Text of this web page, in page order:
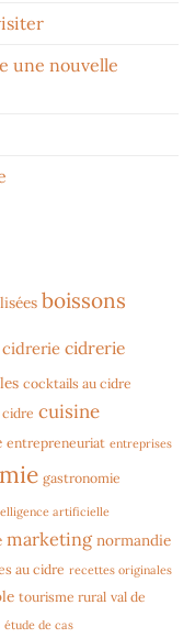
une nouvelle
boissons
cidrerie cidrerie
cocktails au cidre
cidre cuisine
entrepreneuriat entreprises
gastronomie
artificielle
marketing normandie
au cidre recettes originales
tourisme rural val de
étude de cas